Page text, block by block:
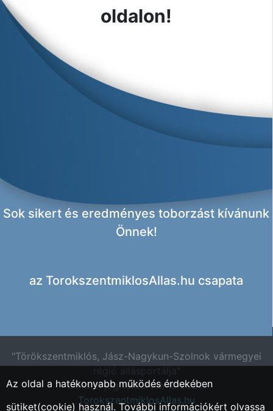
oldalon!
Sok sikert és eredményes toborzást kívánunk
Önnek!
az TorokszentmiklosAllas.hu csapata
"Törökszentmiklós, Jász-Nagykun-Szolnok vármegyei
Minden jog fentartva © 2026.
TorokszentmiklosAllas.hu
Az oldal a hatékonyabb működés érdekében
sütiket(cookie) használ. További információkért olvassa